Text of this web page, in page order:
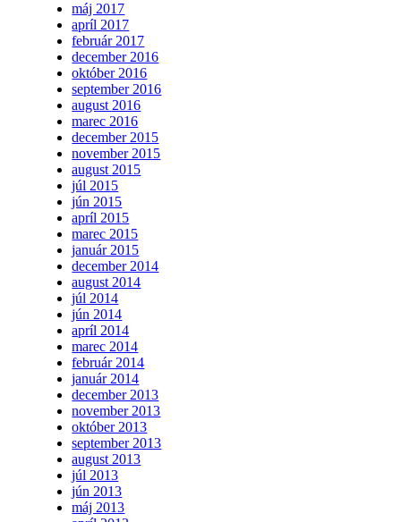
máj 2017
apríl 2017
február 2017
december 2016
október 2016
september 2016
august 2016
marec 2016
december 2015
november 2015
august 2015
júl 2015
jún 2015
apríl 2015
marec 2015
január 2015
december 2014
august 2014
júl 2014
jún 2014
apríl 2014
marec 2014
február 2014
január 2014
december 2013
november 2013
október 2013
september 2013
august 2013
júl 2013
jún 2013
máj 2013